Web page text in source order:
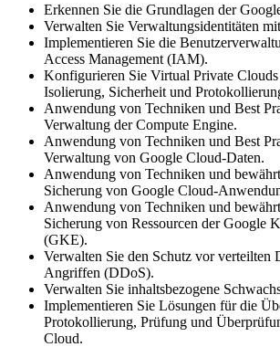
Erkennen Sie die Grundlagen der
Verwalten Sie Verwaltungsidentitäten
Implementieren Sie die
Access Management (IAM).
Konfigurieren Sie Virtual Private
Isolierung, Sicherheit und
Anwendung von Techniken und Best
Verwaltung der Compute Engine.
Anwendung von Techniken und Best
Verwaltung von Google Cloud-Daten.
Anwendung von Techniken und
Sicherung von Google Cloud-
Anwendung von Techniken und
Sicherung von Ressourcen der Google
(GKE).
Verwalten Sie den Schutz vor verteilten
Angriffen (DDoS).
Verwalten Sie inhaltsbezogene
Implementieren Sie Lösungen für die
Protokollierung, Prüfung und
Cloud.